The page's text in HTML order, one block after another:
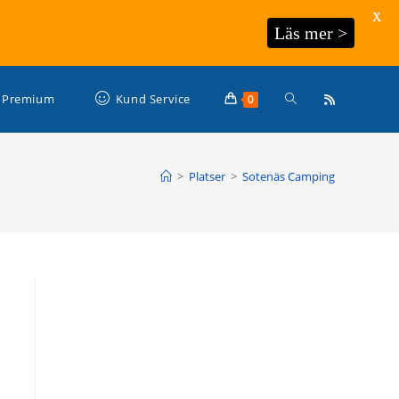
Premium Kund Service 0 Slå
> Platser > Sotenäs Camping
Läs mer >
X